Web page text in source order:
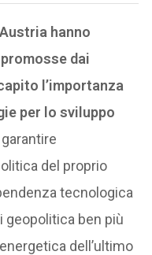
hanno
dai
l’importanza
per lo sviluppo
del proprio
tecnologica
geopolitica ben più
dell’ultimo